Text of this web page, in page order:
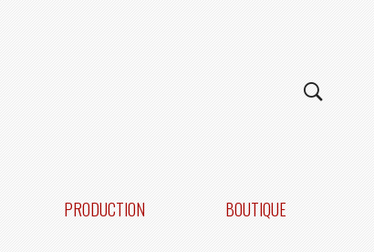
PRODUCTION BOUTIQUE